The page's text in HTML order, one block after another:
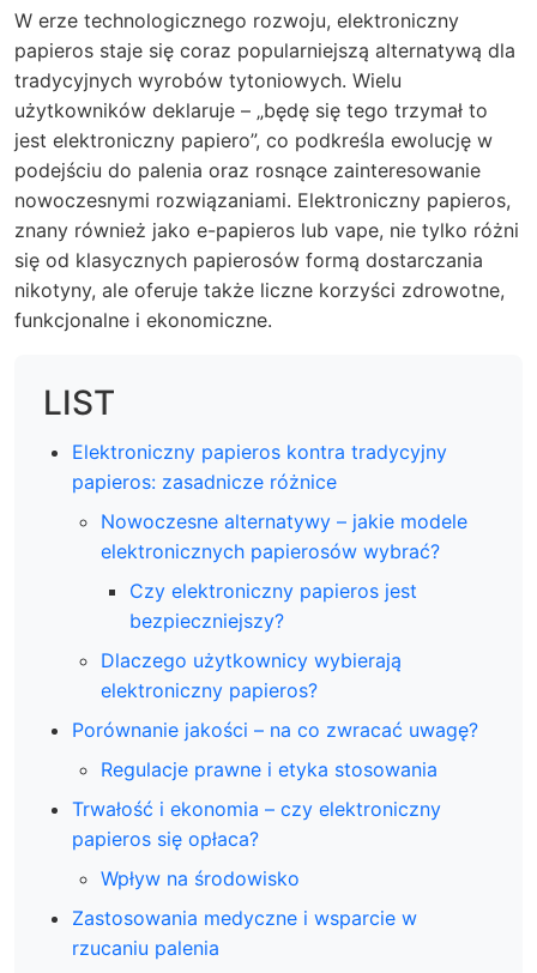
W erze technologicznego rozwoju, elektroniczny
papieros staje się coraz popularniejszą alternatywą dla
tradycyjnych wyrobów tytoniowych. Wielu
użytkowników deklaruje – „będę się tego trzymał to
jest elektroniczny papiero”, co podkreśla ewolucję w
podejściu do palenia oraz rosnące zainteresowanie
nowoczesnymi rozwiązaniami. Elektroniczny papieros,
znany również jako e-papieros lub vape, nie tylko różni
się od klasycznych papierosów formą dostarczania
nikotyny, ale oferuje także liczne korzyści zdrowotne,
funkcjonalne i ekonomiczne.
LIST
Elektroniczny papieros kontra tradycyjny
papieros: zasadnicze różnice
Nowoczesne alternatywy – jakie modele
elektronicznych papierosów wybrać?
Czy elektroniczny papieros jest
bezpieczniejszy?
Dlaczego użytkownicy wybierają
elektroniczny papieros?
Porównanie jakości – na co zwracać uwagę?
Regulacje prawne i etyka stosowania
Trwałość i ekonomia – czy elektroniczny
papieros się opłaca?
Wpływ na środowisko
Zastosowania medyczne i wsparcie w
rzucaniu palenia